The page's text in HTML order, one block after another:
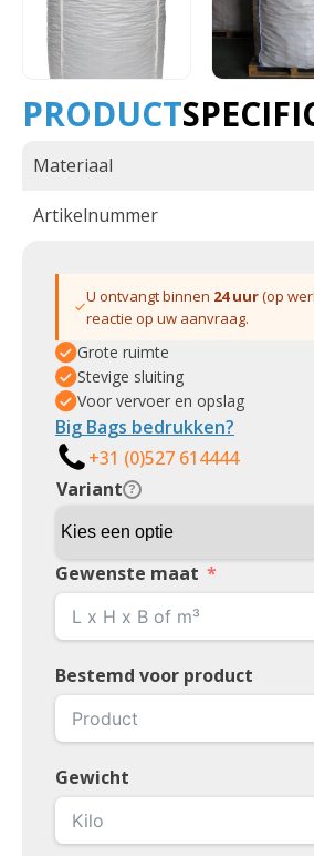
PRODUCT
Materiaal
Artikelnummer
U ontvangt binnen 24 uur(op
reactie op uw aanvraag.
Grote ruimte
Stevige sluiting
Voor vervoer en opslag
Big Bags bedrukken?
+31 (0)527 614444
Variant ?
Gewenste maat
Bestemd voor product
Gewicht